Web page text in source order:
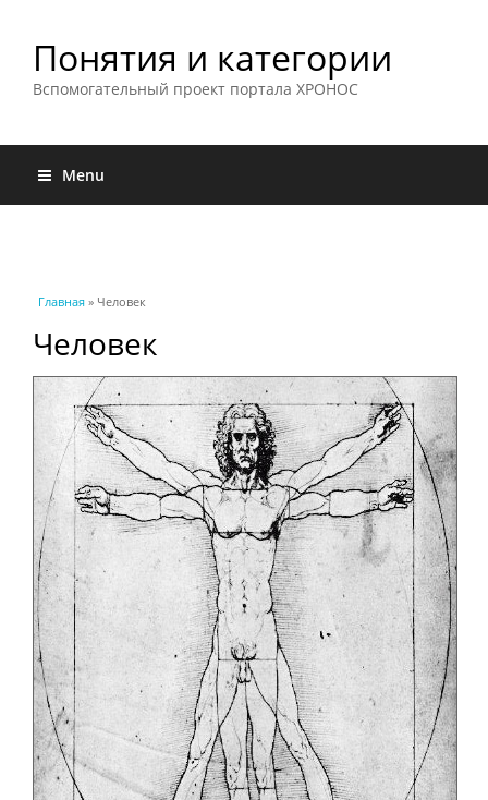
Понятия и категории
Вспомогательный проект портала ХРОНОС
Menu
Вы здесь
Главная » Человек
Человек